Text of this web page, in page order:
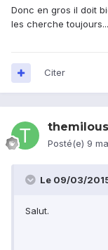
Donc en gros il doit
les cherche toujours...
Citer
Posté(e) 9
Le 09/03/
Salut.